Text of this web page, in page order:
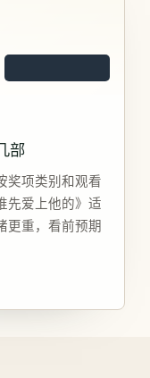
部
奖项类别和观看
先爱上他的》适
更重，看前预期